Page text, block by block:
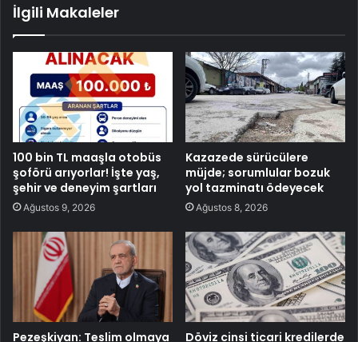
İlgili Makaleler
100 bin TL maaşla otobüs
şoförü arıyorlar! İşte yaş,
şehir ve deneyim şartları
Ağustos 9, 2026
Kazazede sürücülere
müjde; sorumlular bozuk
yol tazminatı ödeyecek
Ağustos 8, 2026
Pezeşkiyan: Teslim olmaya Döviz cinsi ticari kredilerde